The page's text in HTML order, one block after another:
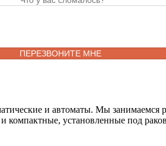
и автоматы. Мы занимаемся
установленные под